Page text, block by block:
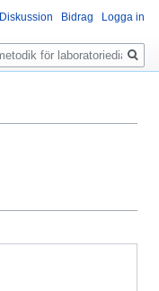
Diskussion Bidrag Logga in